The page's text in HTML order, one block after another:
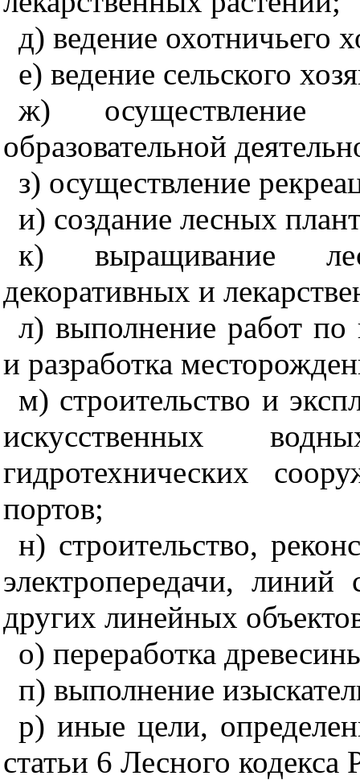
д) ведение охотничьего
е) ведение сельского
ж) осуществление
образовательной
з) осуществление
и) создание лесных
к) выращивание
декоративных и
л) выполнение работ по
и разработка
м) строительство и
искусственных
гидротехнических
портов;
н) строительство,
электропередачи,
других линейных
о) переработка
п) выполнение
р) иные цели,
статьи 6 Лесного